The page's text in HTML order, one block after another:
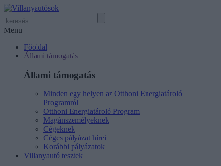
Menü
Főoldal
Állami támogatás
Állami támogatás
Minden egy helyen az Otthoni Energiatároló
Programról
Otthoni Energiatároló Program
Magánszemélyeknek
Cégeknek
Céges pályázat hírei
Korábbi pályázatok
Villanyautó tesztek